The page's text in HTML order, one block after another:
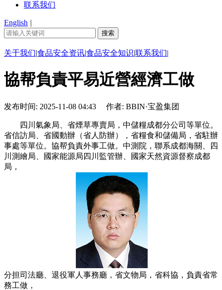
联系我们
English |
关于我们|食品安全资讯|食品安全知识|联系我们|
協帮負責平易近營經濟工做
发布时间: 2025-11-08 04:43 作者: BBIN·宝盈集团
四川氣象局、省煙草專賣局，中儲糧成都分公司等單位。
省信訪局、省國動辦（省人防辦），省糧食和儲備局，省駐辦
事處等單位。協帮負責外事工做。中測院，聯系成都海關、四
川測繪局、國家能源局四川監管辦、國家天然資源督察成都
局，
分担司法廳、退役軍人事務廳，省文物局，省科協，負責省常
務工做，